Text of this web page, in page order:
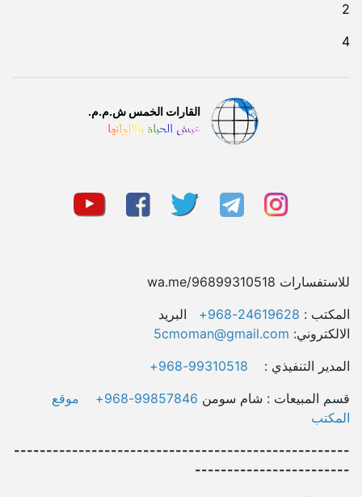
2
4
القارات الخمس ش.م.م.
عيش الحياة بالالوانها
للاستفسارات wa.me/96899310518
المکتب : 24619628-968+
البريد
الالكتروني: 5cmoman@gmail.com
المدیر التنفيذي : 99310518-968+
قسم المبیعات : شام سومن 99857846-968+
موقع
المکتب
----------------------------------------------------
------------------------